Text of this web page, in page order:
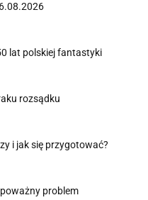
lat polskiej fantastyki
rozsądku
i jak się przygotować?
problem